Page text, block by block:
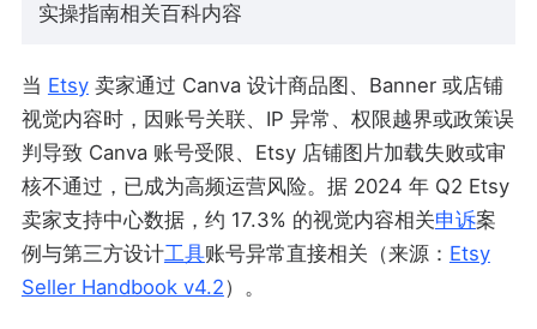
实操指南相关百科内容
当 Etsy卖家通过 Canva 设计商品图、Banner 或店铺
视觉内容时，因账号关联、IP 异常、权限越界或政策误
判导致 Canva 账号受限、Etsy 店铺图片加载失败或审
核不通过，已成为高频运营风险。据 2024 年 Q2 Etsy
卖家支持中心数据，约 17.3% 的视觉内容相关申诉案
例与第三方设计工具账号异常直接相关（来源： Etsy
Seller Handbook v4.2）。